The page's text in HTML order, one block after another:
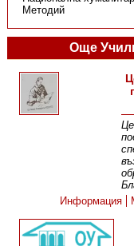
Методий
Още
Информация